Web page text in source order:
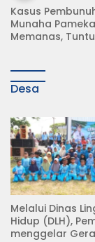
Kasus
Munaha
Memanas,
Desa
Melalui Dinas
Hidup (DLH),
menggelar